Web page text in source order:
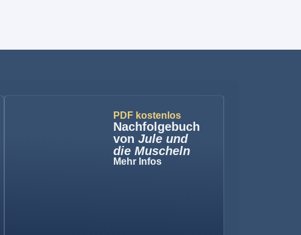
PDF kostenlos
Nachfolgebuch
vonJule und
die Muscheln
Mehr Infos